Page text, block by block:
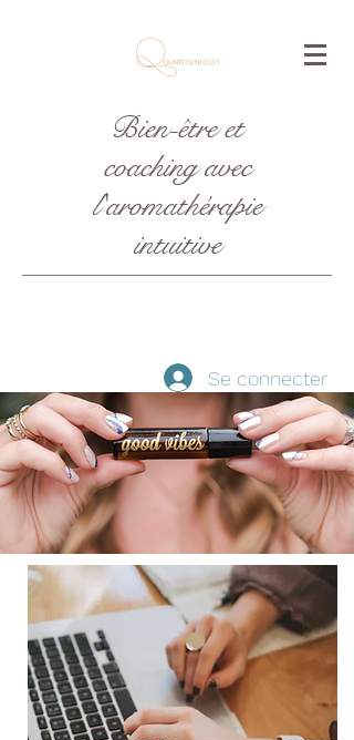
Bien-être et
coaching avec
l'aromathérapie
intuitive
Se connecter